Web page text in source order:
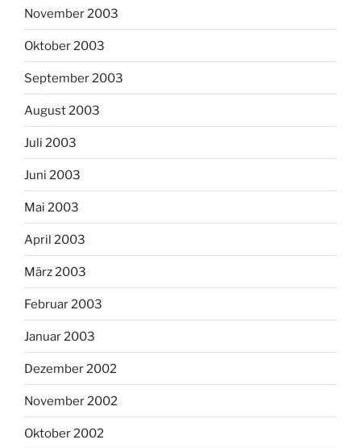
November 2003
Oktober 2003
September 2003
August 2003
Juli 2003
Juni 2003
Mai 2003
April 2003
März 2003
Februar 2003
Januar 2003
Dezember 2002
November 2002
Oktober 2002